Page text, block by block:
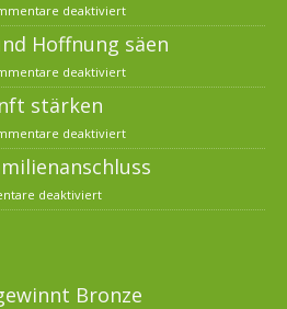
deaktiviert
Hoffnung säen
deaktiviert
stärken
deaktiviert
deaktiviert
Bronze